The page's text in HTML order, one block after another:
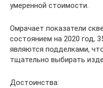
умеренной стоимости.
Омрачает показатели
состоянием на 2020 год,
являются подделками,
тщательно выбирать
Достоинства: